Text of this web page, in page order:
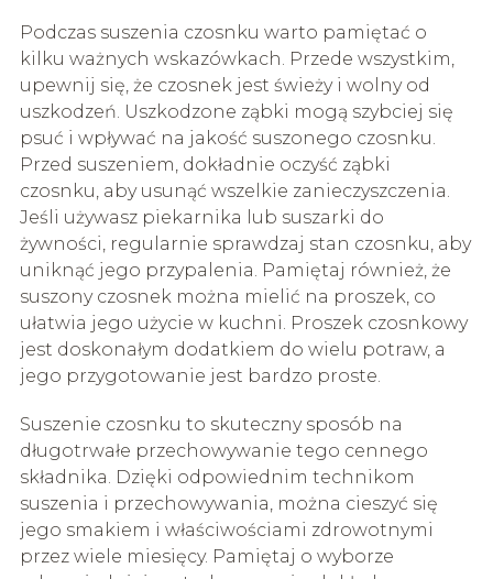
Podczas suszenia czosnku warto pamiętać o
kilku ważnych wskazówkach. Przede wszystkim,
upewnij się, że czosnek jest świeży i wolny od
uszkodzeń. Uszkodzone ząbki mogą szybciej się
psuć i wpływać na jakość suszonego czosnku.
Przed suszeniem, dokładnie oczyść ząbki
czosnku, aby usunąć wszelkie zanieczyszczenia.
Jeśli używasz piekarnika lub suszarki do
żywności, regularnie sprawdzaj stan czosnku, aby
uniknąć jego przypalenia. Pamiętaj również, że
suszony czosnek można mielić na proszek, co
ułatwia jego użycie w kuchni. Proszek czosnkowy
jest doskonałym dodatkiem do wielu potraw, a
jego przygotowanie jest bardzo proste.
Suszenie czosnku to skuteczny sposób na
długotrwałe przechowywanie tego cennego
składnika. Dzięki odpowiednim technikom
suszenia i przechowywania, można cieszyć się
jego smakiem i właściwościami zdrowotnymi
przez wiele miesięcy. Pamiętaj o wyborze